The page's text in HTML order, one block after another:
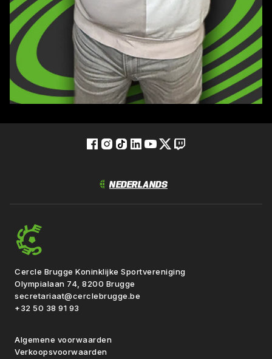
Cercle Brugge Koninklijke Sportvereniging
Olympialaan 74, 8200 Brugge
secretariaat@cerclebrugge.be
+32 50 38 91 93
Algemene voorwaarden
Verkoopsvoorwaarden